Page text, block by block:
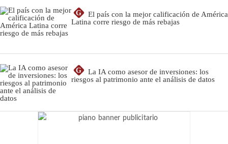
G
El país con la mejor calificación de América
Latina corre riesgo de más rebajas
G
La IA como asesor de inversiones: los
riesgos al patrimonio ante el análisis de datos